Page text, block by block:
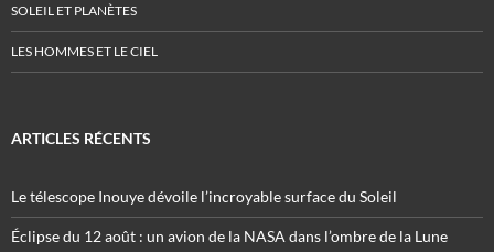
SOLEIL ET PLANÈTES
LES HOMMES ET LE CIEL
ARTICLES RÉCENTS
Le télescope Inouye dévoile l’incroyable surface du Soleil
Éclipse du 12 août : un avion de la NASA dans l’ombre de la Lune